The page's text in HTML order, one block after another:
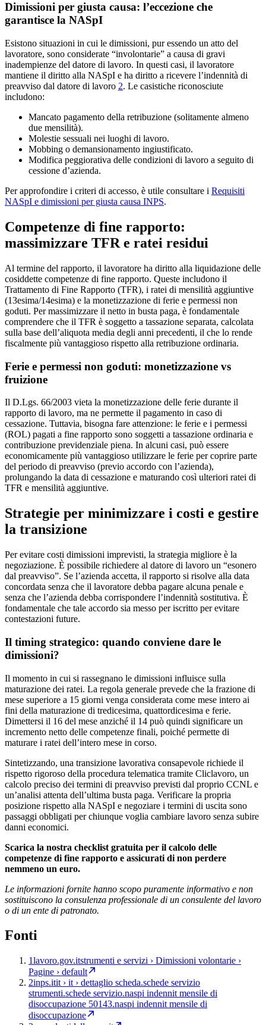
Dimissioni per giusta causa: l’eccezione che
garantisce la NASpI
Esistono situazioni in cui le dimissioni, pur essendo un atto del
lavoratore, sono considerate “involontarie” a causa di gravi
inadempienze del datore di lavoro. In questi casi, il lavoratore
mantiene il diritto alla NASpI e ha diritto a ricevere l’indennità di
preavviso dal datore di lavoro 2. Le casistiche riconosciute
includono:
Mancato pagamento della retribuzione (solitamente almeno
due mensilità).
Molestie sessuali nei luoghi di lavoro.
Mobbing o demansionamento ingiustificato.
Modifica peggiorativa delle condizioni di lavoro a seguito di
cessione d’azienda.
Per approfondire i criteri di accesso, è utile consultare i Requisiti
NASpI e dimissioni per giusta causa INPS.
Competenze di fine rapporto:
massimizzare TFR e ratei residui
Al termine del rapporto, il lavoratore ha diritto alla liquidazione delle
cosiddette competenze di fine rapporto. Queste includono il
Trattamento di Fine Rapporto (TFR), i ratei di mensilità aggiuntive
(13esima/14esima) e la monetizzazione di ferie e permessi non
goduti. Per massimizzare il netto in busta paga, è fondamentale
comprendere che il TFR è soggetto a tassazione separata, calcolata
sulla base dell’aliquota media degli anni precedenti, il che lo rende
fiscalmente più vantaggioso rispetto alla retribuzione ordinaria.
Ferie e permessi non goduti: monetizzazione vs
fruizione
Il D.Lgs. 66/2003 vieta la monetizzazione delle ferie durante il
rapporto di lavoro, ma ne permette il pagamento in caso di
cessazione. Tuttavia, bisogna fare attenzione: le ferie e i permessi
(ROL) pagati a fine rapporto sono soggetti a tassazione ordinaria e
contribuzione previdenziale piena. In alcuni casi, può essere
economicamente più vantaggioso utilizzare le ferie per coprire parte
del periodo di preavviso (previo accordo con l’azienda),
prolungando la data di cessazione e maturando così ulteriori ratei di
TFR e mensilità aggiuntive.
Strategie per minimizzare i costi e gestire
la transizione
Per evitare costi dimissioni imprevisti, la strategia migliore è la
negoziazione. È possibile richiedere al datore di lavoro un “esonero
dal preavviso”. Se l’azienda accetta, il rapporto si risolve alla data
concordata senza che il lavoratore debba pagare alcuna penale e
senza che l’azienda debba corrispondere l’indennità sostitutiva. È
fondamentale che tale accordo sia messo per iscritto per evitare
contestazioni future.
Il timing strategico: quando conviene dare le
dimissioni?
Il momento in cui si rassegnano le dimissioni influisce sulla
maturazione dei ratei. La regola generale prevede che la frazione di
mese superiore a 15 giorni venga considerata come mese intero ai
fini della maturazione di tredicesima, quattordicesima e ferie.
Dimettersi il 16 del mese anziché il 14 può quindi significare un
incremento netto delle competenze finali, poiché permette di
maturare i ratei dell’intero mese in corso.
Sintetizzando, una transizione lavorativa consapevole richiede il
rispetto rigoroso della procedura telematica tramite Cliclavoro, un
calcolo preciso dei termini di preavviso previsti dal proprio CCNL e
un’analisi attenta dell’ultima busta paga. Verificare la propria
posizione rispetto alla NASpI e negoziare i termini di uscita sono
passaggi obbligati per chiunque voglia cambiare lavoro senza subire
danni economici.
Scarica la nostra checklist gratuita per il calcolo delle
competenze di fine rapporto e assicurati di non perdere
nemmeno un euro.
Le informazioni fornite hanno scopo puramente informativo e non
sostituiscono la consulenza professionale di un consulente del lavoro
o di un ente di patronato.
Fonti
1lavoro.gov.itstrumenti e servizi › Dimissioni volontarie ›
Pagine › default
2inps.itit › it › dettaglio scheda.schede servizio
strumenti.schede servizio.naspi indennit mensile di
disoccupazione 50143.naspi indennit mensile di
disoccupazione